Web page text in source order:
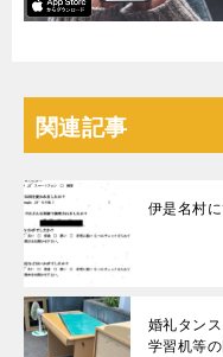
関連記事
伊是名村
婚礼タン
学習机等